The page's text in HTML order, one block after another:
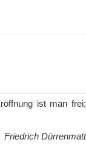
ist man frei;
Friedrich Dürrenmatt